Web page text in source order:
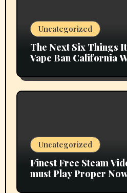
Uncategorized
The Next Six Things
Vape Ban California
Uncategorized
Finest Free Steam
must Play Proper